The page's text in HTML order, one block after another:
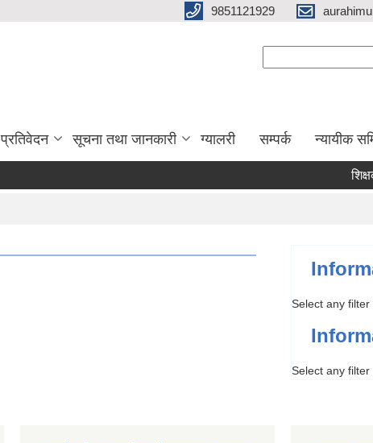
9851121929
प्रतिवेदन सूचना तथा जानकारी ग्यालरी सम्पर्क न्यायीक
शिक्षक
Select any
Select any